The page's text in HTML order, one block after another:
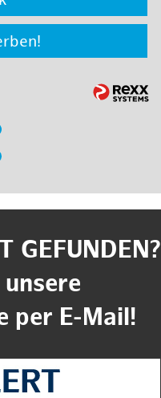
GEFUNDEN?
per E-Mail!